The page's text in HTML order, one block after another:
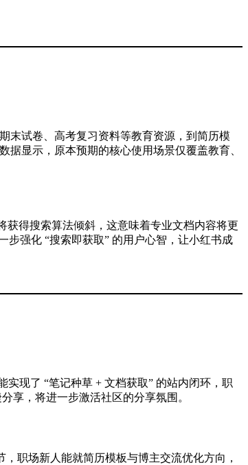
末试卷、高考复习资料等教育资源，到简历模
据显示，原本预期的核心使用场景仅覆盖教育、
获得搜索算法倾斜，这意味着专业文档内容将更
步强化 “搜索即获取” 的用户心智，让小红书成
现了 “笔记种草 + 文档获取” 的站内闭环，职
享，将进一步激活社区的分享氛围。
职场新人能就简历模板与博主交流优化方向，